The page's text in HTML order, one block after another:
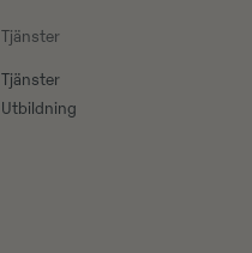
Tjänster
Tjänster
Utbildning